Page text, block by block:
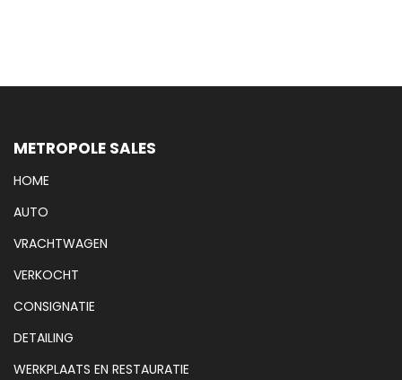
METROPOLE SALES
HOME
AUTO
VRACHTWAGEN
VERKOCHT
CONSIGNATIE
DETAILING
WERKPLAATS EN RESTAURATIE